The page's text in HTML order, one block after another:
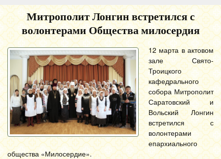
Митрополит Лонгин встретился с
волонтерами Общества милосердия
12 марта в актовом
зале Свято-
Троицкого
кафедрального
собора Митрополит
Саратовский и
Вольский Лонгин
встретился с
волонтерами
епархиального
общества «Милосердие».